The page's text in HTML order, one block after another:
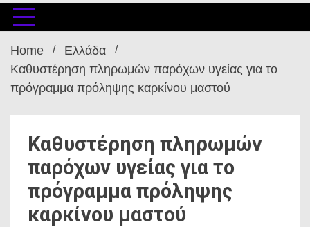
Home
Ελλάδα
Καθυστέρηση πληρωμών παρόχων υγείας για το
πρόγραμμα πρόληψης καρκίνου μαστού
Καθυστέρηση πληρωμών
παρόχων υγείας για το
πρόγραμμα πρόληψης
καρκίνου μαστού